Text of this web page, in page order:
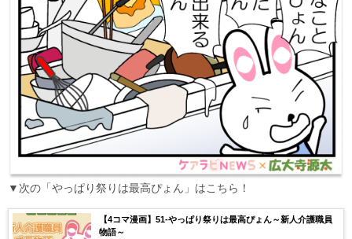
▼次の「やっぱり祭りは最高ぴょん」はこちら！
【4コマ漫画】51-やっぱり祭りは最高ぴょん～新人介護職員
物語～